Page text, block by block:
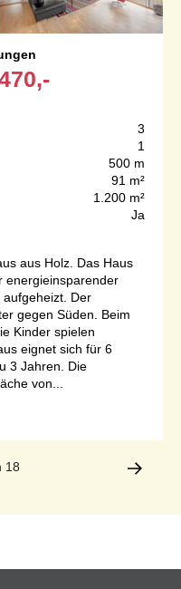
3
1
500 m
91 m²
1.200 m²
Ja
aus Holz. Das Haus
energieinsparender
Der
gegen Süden. Beim
Kinder spielen
eignet sich für 6
3 Jahren. Die
von...
18